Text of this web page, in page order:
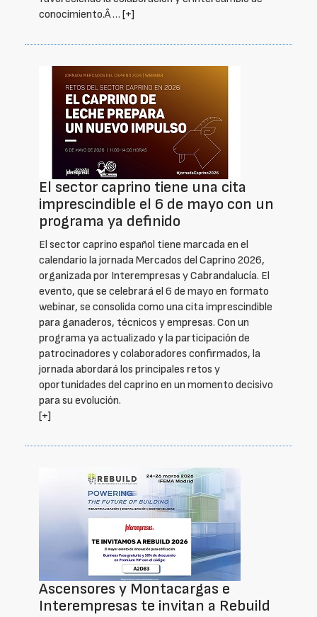
conocimiento.Â … [+]
El sector caprino tiene una cita
imprescindible el 6 de mayo con un
programa ya definido
El sector caprino español tiene marcada en el
calendario la jornada Mercados del Caprino 2026,
organizada por Interempresas y Cabrandalucía. El
evento, que se celebrará el 6 de mayo en formato
webinar, se consolida como una cita imprescindible
para ganaderos, técnicos y empresas. Con un
programa ya actualizado y la participación de
patrocinadores y colaboradores confirmados, la
jornada abordará los principales retos y
oportunidades del caprino en un momento decisivo
para su evolución.
[+]
Ascensores y Montacargas e
Interempresas te invitan a Rebuild